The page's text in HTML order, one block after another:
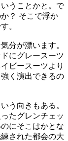
うことかと。で
？ そこで浮か
。
分が漂います。
にグレースーツ
ビースーツより
く演出できるの
う向きもある。
たグレンチェッ
にそこはかとな
された都会の大